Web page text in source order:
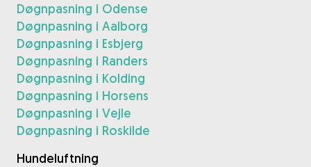
Døgnpasning i Odense
Døgnpasning i Aalborg
Døgnpasning i Esbjerg
Døgnpasning i Randers
Døgnpasning i Kolding
Døgnpasning i Horsens
Døgnpasning i Vejle
Døgnpasning i Roskilde
Hundeluftning